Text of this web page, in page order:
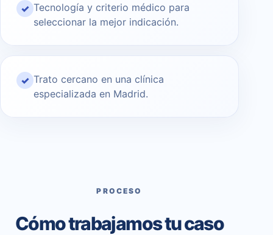
✓ Tecnología y criterio médico para
seleccionar la mejor indicación.
✓ Trato cercano en una clínica
especializada en Madrid.
PROCESO
Cómo trabajamos tu caso